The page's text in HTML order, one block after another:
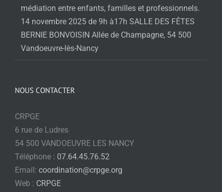
médiation entre enfants, familles et professionnels.
14 novembre 2025 de 9h à17h SALLE DES FÊTES
BERNIE BONVOISIN Allée de Champagne, 54 500
Vandoeuvre-lès-Nancy
NOUS CONTACTER
CRPGE
6 rue de Ludres
54 500 VANDOEUVRE LES NANCY
Téléphone : 07.64.45.76.52
Email: coordination@crpge.org
Web : CRPGE